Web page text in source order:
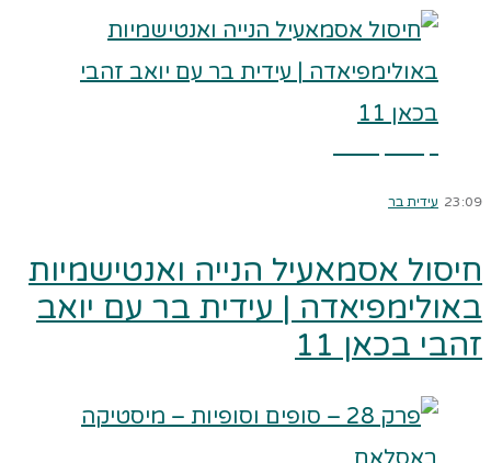
23:09 עידית בר
חיסול אסמאעיל הנייה ואנטישמיות
באולימפיאדה | עידית בר עם יואב
זהבי בכאן 11